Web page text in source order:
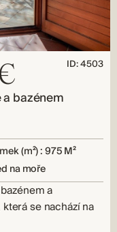
ID: 4503
bazénem
(m²) : 975 M²
na moře
a
se nachází na